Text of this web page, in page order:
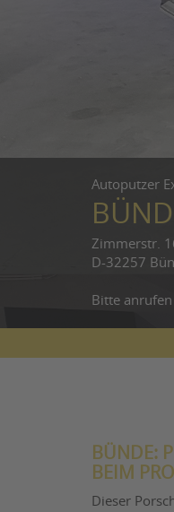
Autoputzer
Zimmerstr.
D-32257
Bitte
BÜNDE:
BEIM
Dieser